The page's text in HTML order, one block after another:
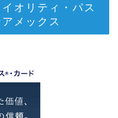
オリティ・パス
メックス